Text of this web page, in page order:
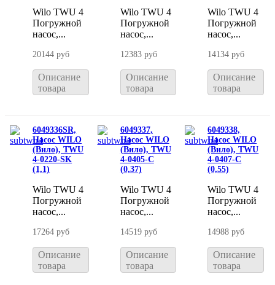
Wilo TWU 4
Погружной
насос,...
20144 руб
Описание
товара
Wilo TWU 4
Погружной
насос,...
12383 руб
Описание
товара
Wilo TWU 4
Погружной
насос,...
14134 руб
Описание
товара
6049336SR,
Насос WILO
(Вило), TWU
4-0220-SK
(1,1)
Wilo TWU 4
Погружной
насос,...
17264 руб
Описание
товара
6049337,
Насос WILO
(Вило), TWU
4-0405-C
(0,37)
Wilo TWU 4
Погружной
насос,...
14519 руб
Описание
товара
6049338,
Насос WILO
(Вило), TWU
4-0407-C
(0,55)
Wilo TWU 4
Погружной
насос,...
14988 руб
Описание
товара